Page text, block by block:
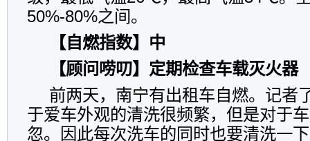
50%-80%之间。
【自燃指数】中
【顾问唠叨】定期检查车载灭火器
前两天，南宁有出租车自燃。记者
于爱车外观的清洗很频繁，但是对于
忽。因此每次洗车的同时也要清洗一